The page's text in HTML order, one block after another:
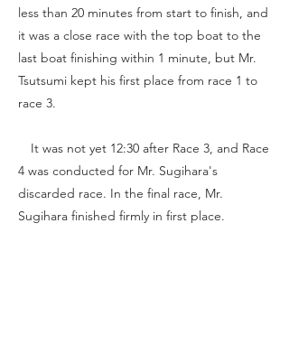
less than 20 minutes from start to finish, and
it was a close race with the top boat to the
last boat finishing within 1 minute, but Mr.
Tsutsumi kept his first place from race 1 to
race 3.
It was not yet 12:30 after Race 3, and Race
4 was conducted for Mr. Sugihara's
discarded race. In the final race, Mr.
Sugihara finished firmly in first place.